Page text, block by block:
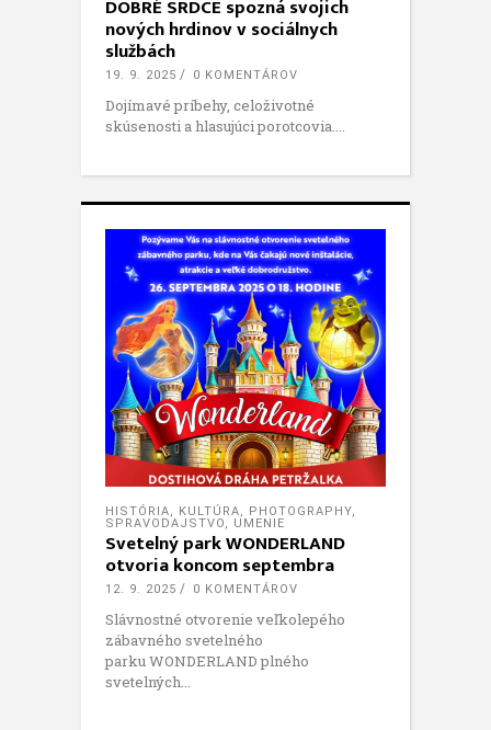
DOBRÉ SRDCE spozná svojich
nových hrdinov v sociálnych
službách
19. 9. 2025 0 KOMENTÁROV
Dojímavé príbehy, celoživotné
skúsenosti a hlasujúci porotcovia.
HISTÓRIA, KULTÚRA, PHOTOGRAPHY,
SPRAVODAJSTVO, UMENIE
Svetelný park WONDERLAND
otvoria koncom septembra
12. 9. 2025 0 KOMENTÁROV
Slávnostné otvorenie veľkolepého
zábavného svetelného
parku WONDERLAND plného
svetelných